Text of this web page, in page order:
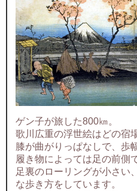
ゲン子が旅した800㎞。
歌川広重の浮世絵はどの宿
膝が曲がりっぱなしで、歩
履き物によっては足の前側
足裏のローリングが小さい
な歩き方をしています。